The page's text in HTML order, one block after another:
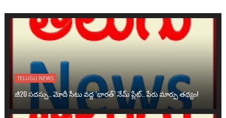
TELUGU NEWS
జీ20 సదస్సు.. మోదీ సీటు వద్ద ‘భారత్’ నేమ్ ప్లేట్‌.. పేరు మార్పు తథ్యం!